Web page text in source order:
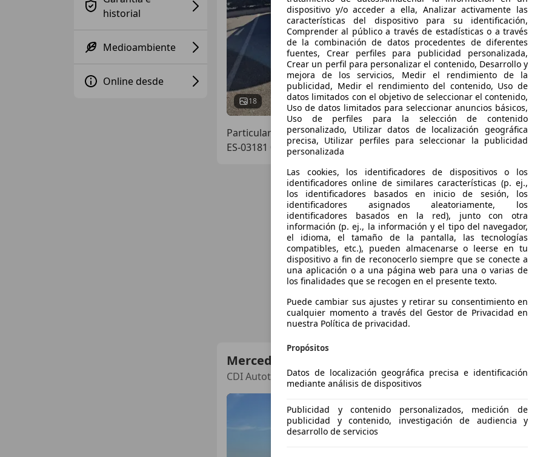
historial
Medioambiente
Online desde
18 03/2010 231.000 km
Particular
ES-03181 03181
Mercedes-Benz B 180
CDI Autotronic
€ 3.500 Sin
dispositivo y/o acceder a ella, Analizar activamente las
características del dispositivo para su identificación,
Comprender al público a través de estadísticas o a través
de la combinación de datos procedentes de diferentes
fuentes, Crear perfiles para publicidad personalizada,
Crear un perfil para personalizar el contenido, Desarrollo y
mejora de los servicios, Medir el rendimiento de la
publicidad, Medir el rendimiento del contenido, Uso de
datos limitados con el objetivo de seleccionar el contenido,
Uso de datos limitados para seleccionar anuncios básicos,
Uso de perfiles para la selección de contenido
personalizado, Utilizar datos de localización geográfica
precisa, Utilizar perfiles para seleccionar la publicidad
personalizada
Las cookies, los identificadores de dispositivos o los
identificadores online de similares características (p. ej.,
los identificadores basados en inicio de sesión, los
identificadores asignados aleatoriamente, los
identificadores basados en la red), junto con otra
información (p. ej., la información y el tipo del navegador,
el idioma, el tamaño de la pantalla, las tecnologías
compatibles, etc.), pueden almacenarse o leerse en tu
dispositivo a fin de reconocerlo siempre que se conecte a
una aplicación o a una página web para una o varias de
los finalidades que se recogen en el presente texto.
Puede cambiar sus ajustes y retirar su consentimiento en
cualquier momento a través del Gestor de Privacidad en
nuestra Política de privacidad.
Propósitos
Datos de localización geográfica precisa e identificación
mediante análisis de dispositivos
Publicidad y contenido personalizados, medición de
publicidad y contenido, investigación de audiencia y
desarrollo de servicios